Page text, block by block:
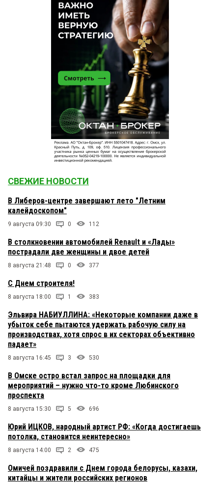
СВЕЖИЕ НОВОСТИ
В Либеров-центре завершают лето "Летним
калейдоскопом"
9 августа 09:30 0 112
В столкновении автомобилей Renault и «Лады»
пострадали две женщины и двое детей
8 августа 21:48 0 377
С Днем строителя!
8 августа 18:00 1 383
Эльвира НАБИУЛЛИНА: «Некоторые компании даже в
убыток себе пытаются удержать рабочую силу на
производствах, хотя спрос в их секторах объективно
падает»
8 августа 16:45 3 530
В Омске остро встал запрос на площадки для
мероприятий – нужно что-то кроме Любинского
проспекта
8 августа 15:30 5 696
Юрий ИЦКОВ, народный артист РФ: «Когда достигаешь
потолка, становится неинтересно»
8 августа 14:00 2 475
Омичей поздравили с Днем города белорусы, казахи,
китайцы и жители российских регионов